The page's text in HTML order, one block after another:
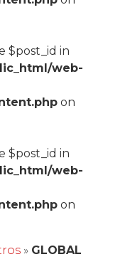
$post_id in
web-
on
$post_id in
web-
on
» GLOBAL